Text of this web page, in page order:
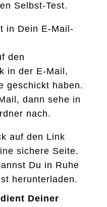
Selbst-Test.
in Dein E-Mail-
den
in der E-Mail,
geschickt haben.
dann sehe in
nach.
auf den Link
sichere Seite.
Du in Ruhe
herunterladen.
Deiner